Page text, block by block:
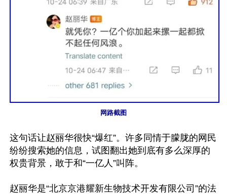
网路截图
这句话让赵丽华很快“爆红”。许多同情于朦胧的网民
纷纷搜索她的信息，试图翻出她到底有多么深厚的
权贵背景，敢于和“一亿人”叫阵。
赵丽华是“北京京港耀新生物技术开发有限公司”的法